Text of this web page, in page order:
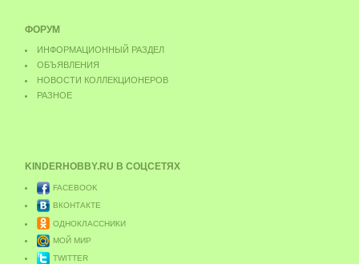
ФОРУМ
ИНФОРМАЦИОННЫЙ РАЗДЕЛ
ОБЪЯВЛЕНИЯ
НОВОСТИ КОЛЛЕКЦИОНЕРОВ
РАЗНОЕ
KINDERHOBBY.RU В СОЦСЕТЯХ
FACEBOOK
ВКОНТАКТЕ
ОДНОКЛАССНИКИ
МОЙ МИР
TWITTER